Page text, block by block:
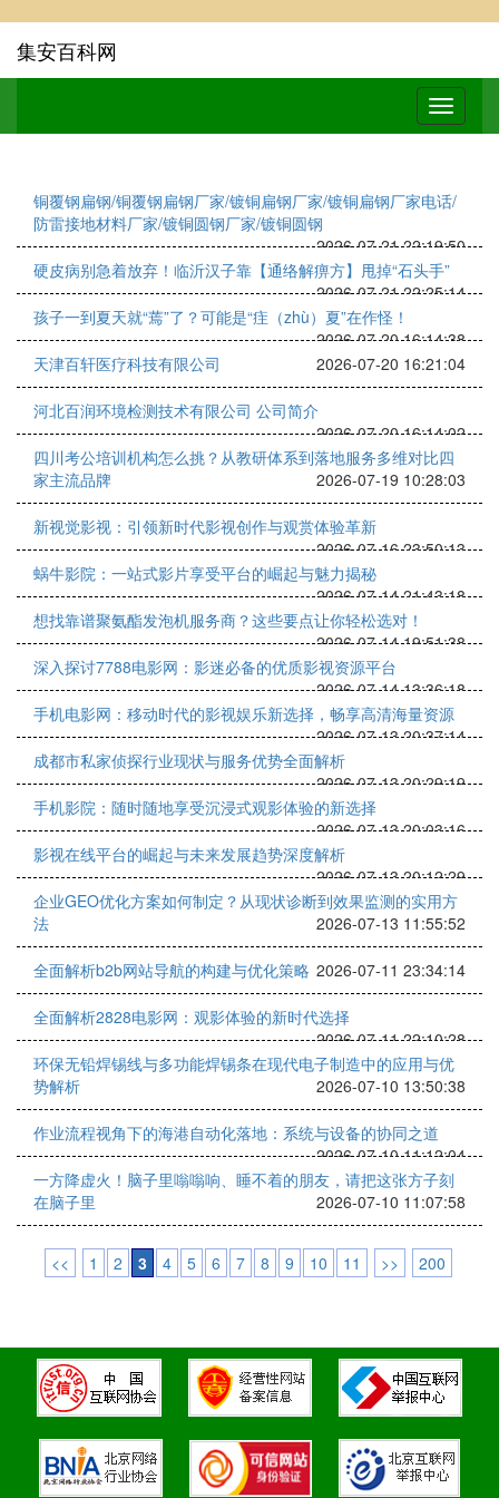
集安百科网
铜覆钢扁钢/铜覆钢扁钢厂家/镀铜扁钢厂家/镀铜扁钢厂家电话/
防雷接地材料厂家/镀铜圆钢厂家/镀铜圆钢
2026-07-21 22:19:50
硬皮病别急着放弃！临沂汉子靠【通络解痹方】甩掉“石头手”
2026-07-21 22:25:14
孩子一到夏天就“蔫”了？可能是“疰（zhù）夏”在作怪！
2026-07-20 16:14:38
天津百轩医疗科技有限公司
2026-07-20 16:21:04
河北百润环境检测技术有限公司 公司简介
2026-07-20 16:14:02
四川考公培训机构怎么挑？从教研体系到落地服务多维对比四
家主流品牌
2026-07-19 10:28:03
新视觉影视：引领新时代影视创作与观赏体验革新
2026-07-16 23:50:13
蜗牛影院：一站式影片享受平台的崛起与魅力揭秘
2026-07-14 21:43:18
想找靠谱聚氨酯发泡机服务商？这些要点让你轻松选对！
2026-07-14 19:51:38
深入探讨7788电影网：影迷必备的优质影视资源平台
2026-07-14 13:36:18
手机电影网：移动时代的影视娱乐新选择，畅享高清海量资源
2026-07-13 20:37:14
成都市私家侦探行业现状与服务优势全面解析
2026-07-13 20:29:19
手机影院：随时随地享受沉浸式观影体验的新选择
2026-07-13 20:03:16
影视在线平台的崛起与未来发展趋势深度解析
2026-07-13 20:12:29
企业GEO优化方案如何制定？从现状诊断到效果监测的实用方
法
2026-07-13 11:55:52
全面解析b2b网站导航的构建与优化策略 2026-07-11 23:34:14
全面解析2828电影网：观影体验的新时代选择
2026-07-11 22:10:28
环保无铅焊锡线与多功能焊锡条在现代电子制造中的应用与优
势解析
2026-07-10 13:50:38
作业流程视角下的海港自动化落地：系统与设备的协同之道
2026-07-10 11:12:04
一方降虚火！脑子里嗡嗡响、睡不着的朋友，请把这张方子刻
在脑子里
2026-07-10 11:07:58
<< 1 2 3 4 5 6 7 8 9 10 11 >> 200